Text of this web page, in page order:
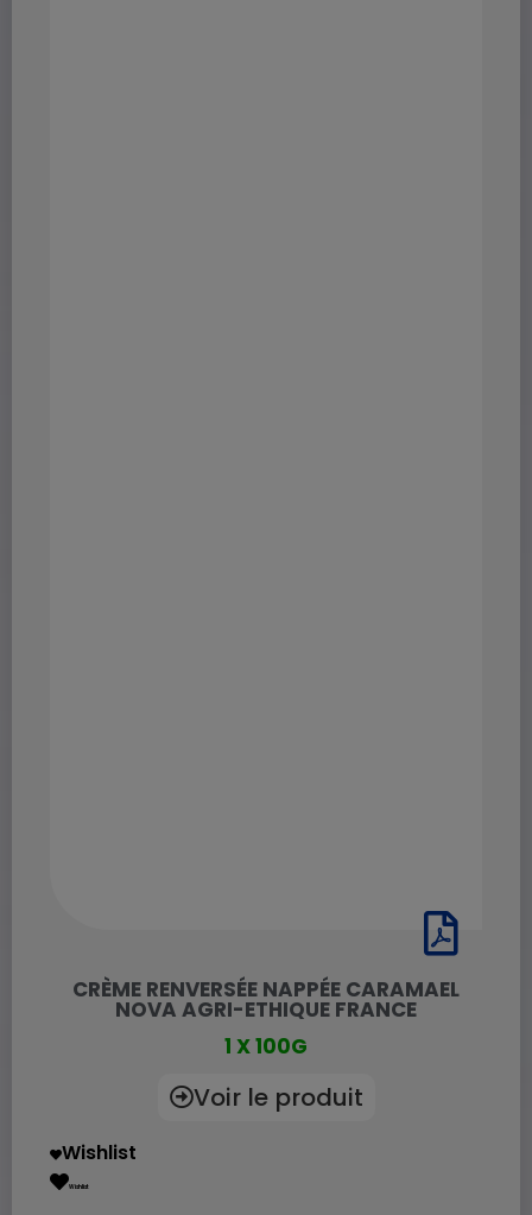
CRÈME RENVERSÉE NAPPÉE CARAMAEL
NOVA AGRI-ETHIQUE FRANCE
1 X 100G
Voir le produit
Wishlist
Wishlist